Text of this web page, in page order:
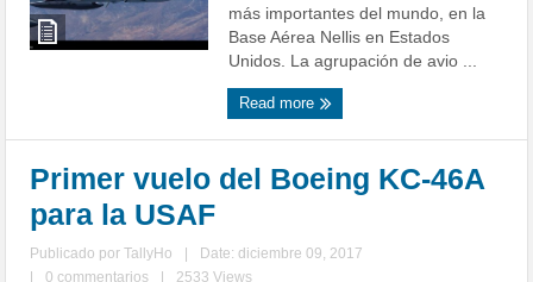
más importantes del mundo, en la
Base Aérea Nellis en Estados
Unidos. La agrupación de avio ...
Read more
Primer vuelo del Boeing KC-46A
para la USAF
Publicado porTallyHo
Date: diciembre 09, 2017
0 commentarios 2533 Views